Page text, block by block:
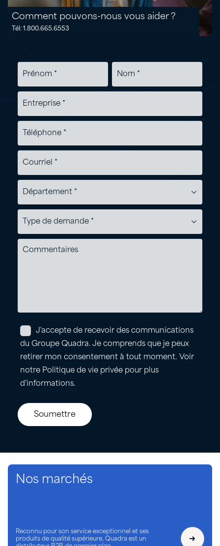
Comment pouvons-nous vous aider ?
Tél: 1.800.665.6553
Nos marchés
Reconnu pour son service exceptionnel et ses
produits de qualité supérieure, Quadra est un